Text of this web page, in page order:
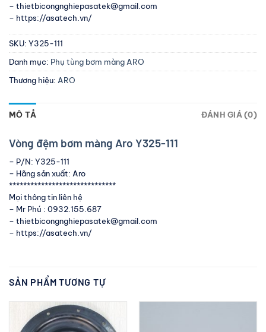
– thietbicongnghiepasatek@gmail.com
– https://asatech.vn/
SKU: Y325-111
Danh mục: Phụ tùng bơm màng ARO
Thương hiệu: ARO
MÔ TẢ ĐÁNH GIÁ (0)
Vòng đệm bơm màng Aro Y325-111
– P/N: Y325-111
– Hãng sản xuất: Aro
******************************
Mọi thông tin liên hệ
– Mr Phú : 0932.155.687
– thietbicongnghiepasatek@gmail.com
– https://asatech.vn/
SẢN PHẨM TƯƠNG TỰ